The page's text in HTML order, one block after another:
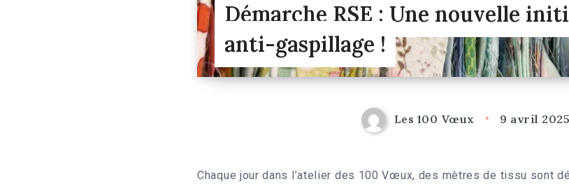
Démarche RSE : Une nouvelle
anti-gaspillage !
Les 100 Vœux 9 avril 2025
Chaque jour dans l’atelier des 100 Vœux, des mètres de tissu sont